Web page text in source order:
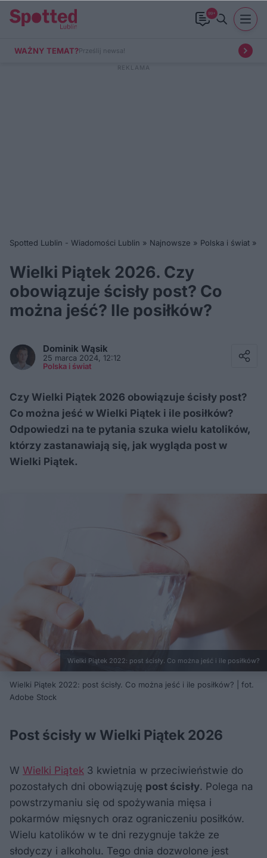
99+
WAŻNY TEMAT?Prześlij newsa!
Spotted Lublin - Wiadomości Lublin » Najnowsze » Polska i świat »
Wielki Piątek 2026. Czy
obowiązuje ścisły post? Co
można jeść? Ile posiłków?
Dominik Wąsik
25 marca 2024, 12:12
Polska i świat
Czy Wielki Piątek 2026 obowiązuje ścisły post?
Co można jeść w Wielki Piątek i ile posiłków?
Odpowiedzi na te pytania szuka wielu katolików,
którzy zastanawiają się, jak wygląda post w
Wielki Piątek.
Wielki Piątek 2022: post ścisły. Co można jeść i ile posiłków?
Wielki Piątek 2022: post ścisły. Co można jeść i ile posiłków? | fot.
Adobe Stock
Post ścisły w Wielki Piątek 2026
W Wielki Piątek 3 kwietnia w przeciwieństwie do
pozostałych dni obowiązuję post ścisły. Polega na
powstrzymaniu się od spożywania mięsa i
pokarmów mięsnych oraz ograniczeniu posiłków.
Wielu katolików w te dni rezygnuje także ze
słodyczy i alkoholu. Tego dnia dozwolone jest